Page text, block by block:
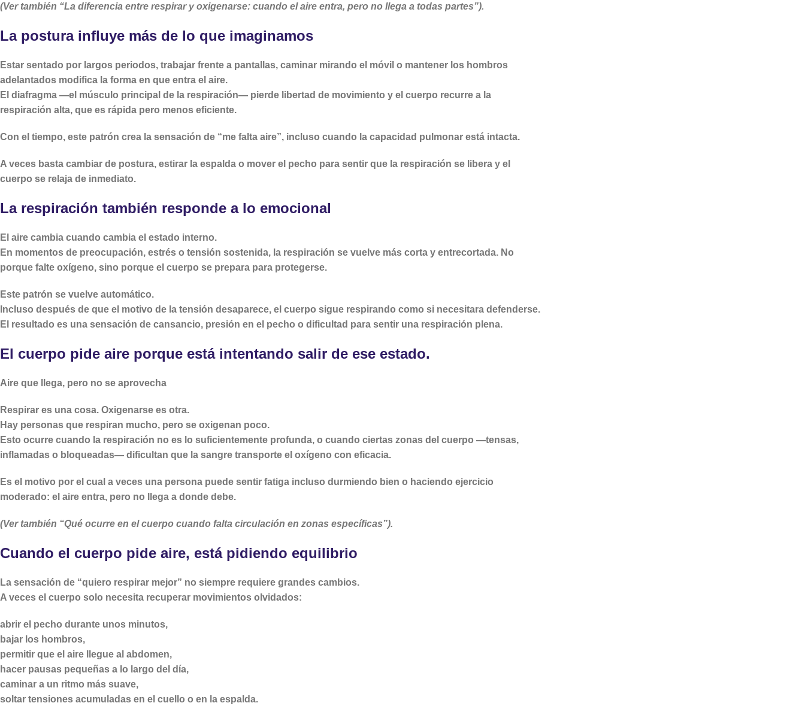
(Ver también “La diferencia entre respirar y oxigenarse: cuando el aire entra, pero no llega a todas partes”).
La postura influye más de lo que imaginamos
Estar sentado por largos periodos, trabajar frente a pantallas, caminar mirando el móvil o mantener los hombros
adelantados modifica la forma en que entra el aire.
El diafragma —el músculo principal de la respiración— pierde libertad de movimiento y el cuerpo recurre a la
respiración alta, que es rápida pero menos eficiente.
Con el tiempo, este patrón crea la sensación de “me falta aire”, incluso cuando la capacidad pulmonar está intacta.
A veces basta cambiar de postura, estirar la espalda o mover el pecho para sentir que la respiración se libera y el
cuerpo se relaja de inmediato.
La respiración también responde a lo emocional
El aire cambia cuando cambia el estado interno.
En momentos de preocupación, estrés o tensión sostenida, la respiración se vuelve más corta y entrecortada. No
porque falte oxígeno, sino porque el cuerpo se prepara para protegerse.
Este patrón se vuelve automático.
Incluso después de que el motivo de la tensión desaparece, el cuerpo sigue respirando como si necesitara defenderse.
El resultado es una sensación de cansancio, presión en el pecho o dificultad para sentir una respiración plena.
El cuerpo pide aire porque está intentando salir de ese estado.
Aire que llega, pero no se aprovecha
Respirar es una cosa. Oxigenarse es otra.
Hay personas que respiran mucho, pero se oxigenan poco.
Esto ocurre cuando la respiración no es lo suficientemente profunda, o cuando ciertas zonas del cuerpo —tensas,
inflamadas o bloqueadas— dificultan que la sangre transporte el oxígeno con eficacia.
Es el motivo por el cual a veces una persona puede sentir fatiga incluso durmiendo bien o haciendo ejercicio
moderado: el aire entra, pero no llega a donde debe.
(Ver también “Qué ocurre en el cuerpo cuando falta circulación en zonas específicas”).
Cuando el cuerpo pide aire, está pidiendo equilibrio
La sensación de “quiero respirar mejor” no siempre requiere grandes cambios.
A veces el cuerpo solo necesita recuperar movimientos olvidados:
abrir el pecho durante unos minutos,
bajar los hombros,
permitir que el aire llegue al abdomen,
hacer pausas pequeñas a lo largo del día,
caminar a un ritmo más suave,
soltar tensiones acumuladas en el cuello o en la espalda.